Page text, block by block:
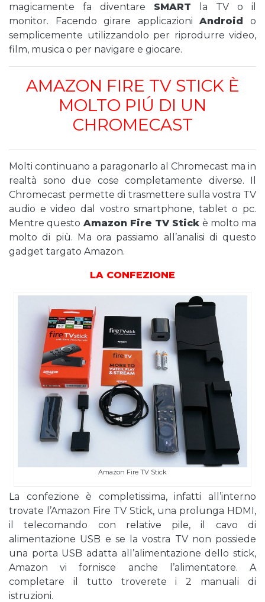
magicamente fa diventare SMART la TV o il
monitor. Facendo girare applicazioniAndroid o
semplicemente utilizzandolo per riprodurre video,
film, musica o per navigare e giocare.
AMAZON FIRE TV STICK È
MOLTO PIÚ DI UN
CHROMECAST
Molti continuano a paragonarlo al Chromecast ma in
realtà sono due cose completamente diverse. Il
Chromecast permette di trasmettere sulla vostra TV
audio e video dal vostro smartphone, tablet o pc.
Mentre questo Amazon Fire TV Stick è molto ma
molto di più. Ma ora passiamo all’analisi di questo
gadget targato Amazon.
LA CONFEZIONE
Amazon Fire TV Stick
La confezione è completissima, infatti all’interno
trovate l’Amazon Fire TV Stick, una prolunga HDMI,
il telecomando con relative pile, il cavo di
alimentazione USB e se la vostra TV non possiede
una porta USB adatta all’alimentazione dello stick,
Amazon vi fornisce anche l’alimentatore. A
completare il tutto troverete i 2 manuali di
istruzioni.